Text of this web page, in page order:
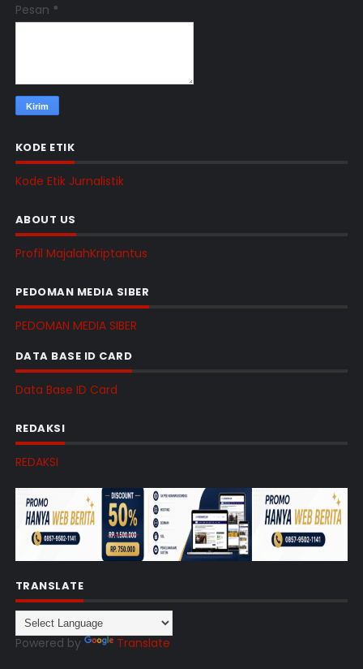
Pesan *
KODE ETIK
Kode Etik Jurnalistik
ABOUT US
Profil MajalahKriptantus
PEDOMAN MEDIA SIBER
PEDOMAN MEDIA SIBER
DATA BASE ID CARD
Data Base ID Card
REDAKSI
REDAKSI
TRANSLATE
Powered by Translate